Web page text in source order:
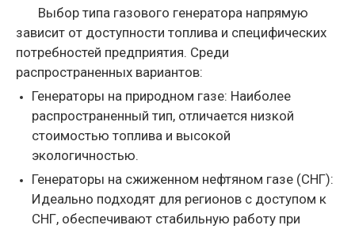
Выбор типа газового генератора напрямую
зависит от доступности топлива и специфических
потребностей предприятия. Среди
распространенных вариантов:
Генераторы на природном газе: Наиболее
распространенный тип, отличается низкой
стоимостью топлива и высокой
экологичностью.
Генераторы на сжиженном нефтяном газе (СНГ):
Идеально подходят для регионов с доступом к
СНГ, обеспечивают стабильную работу при